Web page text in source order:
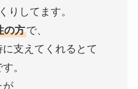
りしてます。
の方で、
支えてくれるとて
。
が